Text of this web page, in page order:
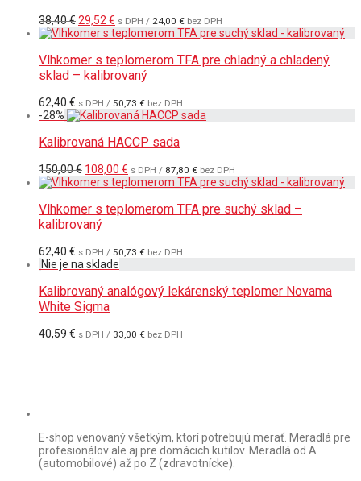
38,40€Pôvodná
cena
38,40 €.
29,52 € Aktuálna
cena
29,52 €.
s DPH / 24,00 € bez DPH
Vlhkomer s teplomerom TFA pre chladný a chladený
sklad – kalibrovaný
62,40 € s DPH / 50,73 € bez DPH
-28%
Kalibrovaná HACCP sada
150,00€ Pôvodná
cena
150,00 €.
108,00 € Aktuálna
cena
108,00 €.
s DPH / 87,80 € bez DPH
Vlhkomer s teplomerom TFA pre suchý sklad –
kalibrovaný
62,40 € s DPH / 50,73 € bez DPH
Kalibrovaný analógový lekárenský teplomer Novama
White Sigma
40,59 € s DPH / 33,00 € bez DPH
E-shop venovaný všetkým, ktorí potrebujú merať. Meradlá pre
profesionálov ale aj pre domácich kutilov. Meradlá od A
(automobilové) až po Z (zdravotnícke).